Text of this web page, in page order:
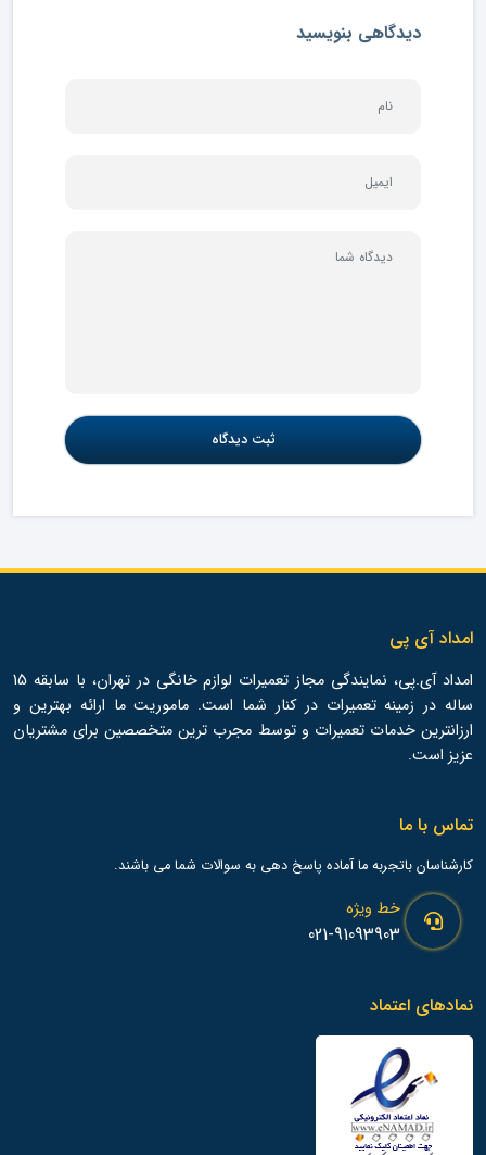
دیدگاهی بنویسید
امداد آی پی
امداد آی.پی، نمایندگی مجاز تعمیرات لوازم خانگی در تهران، با سابقه 15
ساله در زمینه تعمیرات در کنار شما است. ماموریت ما ارائه بهترین و
ارزانترین خدمات تعمیرات و توسط مجرب ترین متخصصین برای مشتریان
عزیز است.
تماس با ما
کارشناسان باتجربه ما آماده پاسخ دهی به سوالات شما می باشند.
خط ویژه
021-91093903
نمادهای اعتماد